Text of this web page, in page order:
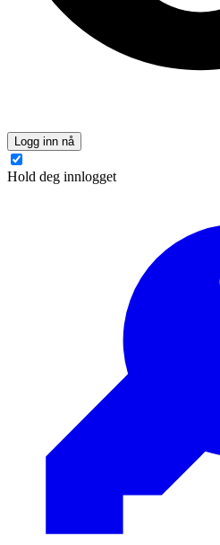
Logg inn nå
Hold deg innlogget